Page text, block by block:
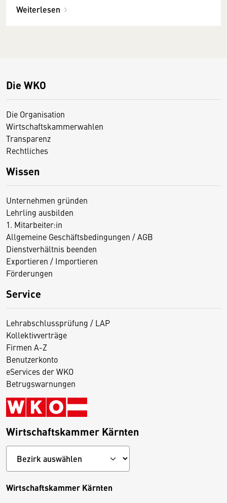
Weiterlesen
Die WKO
Die Organisation
Wirtschaftskammerwahlen
Transparenz
Rechtliches
Wissen
Unternehmen gründen
Lehrling ausbilden
1. Mitarbeiter:in
Allgemeine Geschäftsbedingungen / AGB
Dienstverhältnis beenden
Exportieren / Importieren
Förderungen
Service
Lehrabschlussprüfung / LAP
Kollektivverträge
Firmen A-Z
Benutzerkonto
eServices der WKO
Betrugswarnungen
Wirtschaftskammer Kärnten
Wirtschaftskammer Kärnten